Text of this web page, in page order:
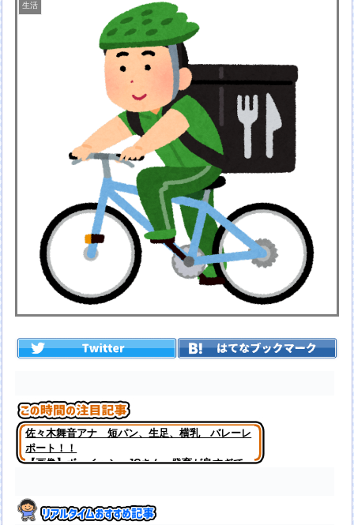
生活
佐々木舞音アナ 短パン、生足、横乳 バレーレ
ポート！！
【画像】ボーイッシュJCさん、発育が良すぎて